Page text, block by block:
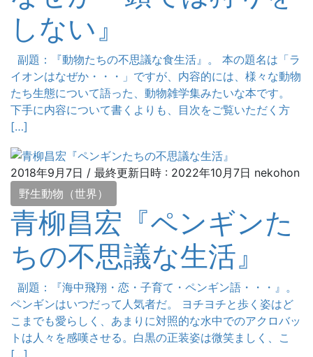
しない』
副題：『動物たちの不思議な食生活』。 本の題名は「ラ
イオンはなぜか・・・」ですが、内容的には、様々な動物
たち生態について語った、動物雑学集みたいな本です。
下手に内容について書くよりも、目次をご覧いただく方
[…]
2018年9月7日 / 最終更新日時 : 2022年10月7日 nekohon
野生動物（世界）
青柳昌宏『ペンギンた
ちの不思議な生活』
副題：『海中飛翔・恋・子育て・ペンギン語・・・』。
ペンギンはいつだって人気者だ。 ヨチヨチと歩く姿はど
こまでも愛らしく、あまりに対照的な水中でのアクロバッ
トは人々を感嘆させる。白黒の正装姿は微笑ましく、こ
[…]